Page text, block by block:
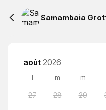
Samambaia
août 2026
l m m
27 28 29